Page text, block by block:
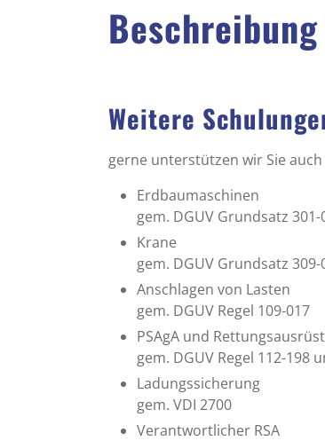
Beschreibung
Weitere
gerne unterstützen wir Sie
Erdbaumaschinen
gem. DGUV Grundsatz 301-
Krane
gem. DGUV Grundsatz 309-
Anschlagen von Lasten
gem. DGUV Regel 109-017
PSAgA und
gem. DGUV Regel 112-198
Ladungssicherung
gem. VDI 2700
Verantwortlicher RSA